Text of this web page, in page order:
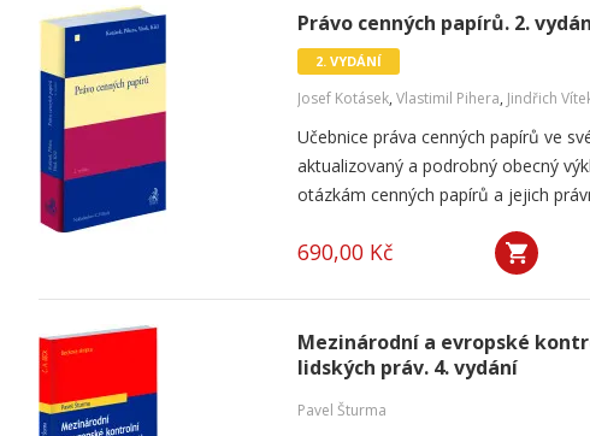
Právo cenných papírů. 2.
2. VYDÁNÍ
Josef Kotásek, Vlastimil Pihera, Jindřich
Učebnice práva cenných papírů ve
aktualizovaný a podrobný obecný
otázkám cenných papírů a jejich
690,00 Kč
Mezinárodní a evropské
lidských práv. 4. vydání
Pavel Šturma